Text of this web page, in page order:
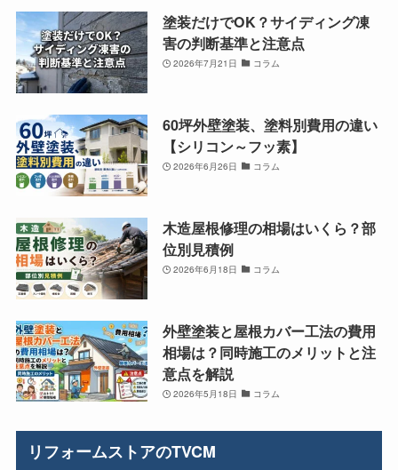
塗装だけでOK？サイディング凍
害の判断基準と注意点
2026年7月21日 コラム
60坪外壁塗装、塗料別費用の違い
【シリコン～フッ素】
2026年6月26日 コラム
木造屋根修理の相場はいくら？部
位別見積例
2026年6月18日 コラム
外壁塗装と屋根カバー工法の費用
相場は？同時施工のメリットと注
意点を解説
2026年5月18日 コラム
リフォームストアのTVCM